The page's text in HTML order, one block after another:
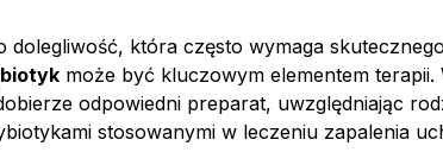
dolegliwość, która często wymaga
może być kluczowym elementem
odpowiedni preparat, uwzględniając
stosowanymi w leczeniu zapalenia